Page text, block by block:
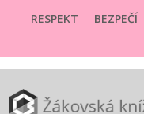
RESPEKT BEZPEČÍ